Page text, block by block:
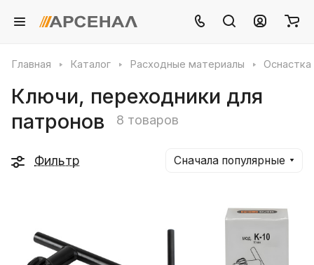
Главная Каталог Расходные материалы
Ключи, переходники для
патронов
8 товаров
Фильтр Сначала популярные